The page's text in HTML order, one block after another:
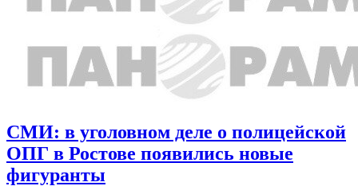
СМИ: в уголовном деле о полицейской
ОПГ в Ростове появились новые
фигуранты